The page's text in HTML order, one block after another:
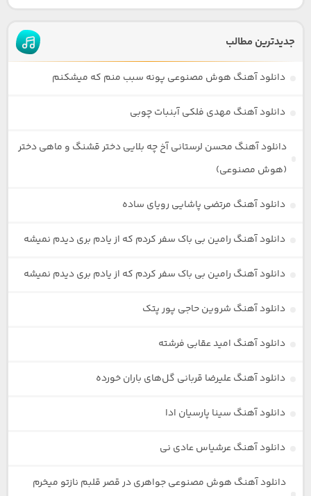
جدیدترین مطالب
دانلود آهنگ هوش مصنوعی پونه سبب منم که میشکنم
دانلود آهنگ مهدی فلکی آبنبات چوبی
دانلود آهنگ محسن لرستانی آخ چه بلایی دختر قشنگ و ماهی دختر
(هوش مصنوعی)
دانلود آهنگ مرتضی پاشایی رویای ساده
دانلود آهنگ رامین بی باک سفر کردم که از یادم بری دیدم نمیشه
دانلود آهنگ رامین بی باک سفر کردم که از یادم بری دیدم نمیشه
دانلود آهنگ شروین حاجی پور پتک
دانلود آهنگ امید عقابی فرشته
دانلود آهنگ علیرضا قربانی گل‌های باران خورده
دانلود آهنگ سینا پارسیان ادا
دانلود آهنگ عرشیاس عادی نی
دانلود آهنگ هوش مصنوعی جواهری در قصر قلبم نازتو میخرم